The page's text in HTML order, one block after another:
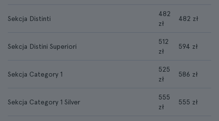
Sekcja Distinti
482
zł
482 zł
Sekcja Distini Superiori
512
zł
594 zł
Sekcja Category 1
525
zł
586 zł
Sekcja Category 1 Silver
555
zł
555 zł